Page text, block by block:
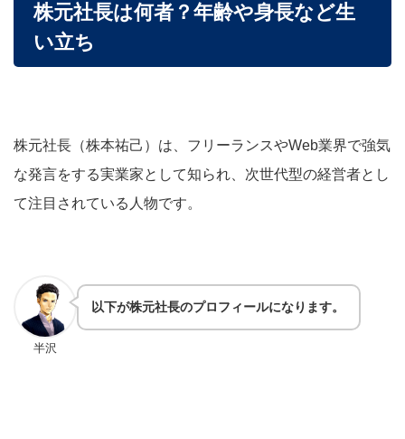
株元社長は何者？年齢や身長など生
い立ち
株元社長（株本祐己）は、フリーランスやWeb業界で強気
な発言をする実業家として知られ、次世代型の経営者とし
て注目されている人物です。
半沢
以下が株元社長のプロフィールになります。